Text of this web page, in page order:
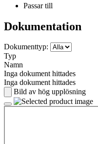
Passar till
Dokumentation
Dokumenttyp:
Typ
Namn
Inga dokument hittades
Inga dokument hittades
Bild av hög upplösning